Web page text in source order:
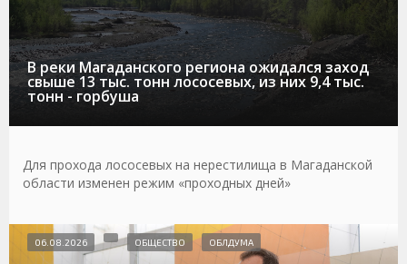
В реки Магаданского региона ожидался заход
свыше 13 тыс. тонн лососевых, из них 9,4 тыс.
тонн - горбуша
Для прохода лососевых на нерестилища в Магаданской
области изменен режим «проходных дней»
06.08.2026 ОБЩЕСТВО ОБЛДУМА